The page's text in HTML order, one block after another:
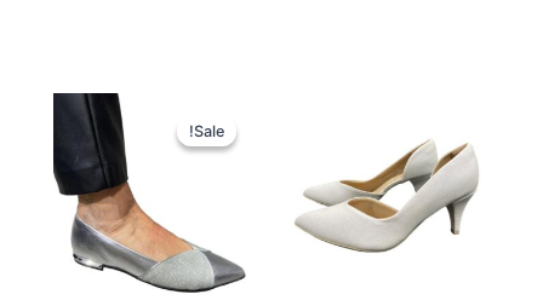
Sale!
Sale!
המחיר
המקורי
היה:
279 ₪.
המחיר
הנוכחי
הוא:
119 ₪.